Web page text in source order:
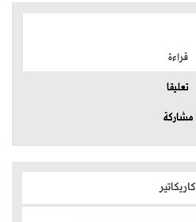
قراءة
تعليقا
مشاركة
كاريكاتير